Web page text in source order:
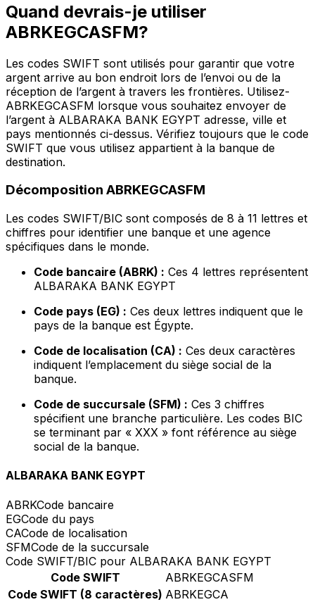
Quand devrais-je utiliser
ABRKEGCASFM?
Les codes SWIFT sont utilisés pour garantir que votre
argent arrive au bon endroit lors de l’envoi ou de la
réception de l’argent à travers les frontières. Utilisez-
ABRKEGCASFM lorsque vous souhaitez envoyer de
l’argent à ALBARAKA BANK EGYPT adresse, ville et
pays mentionnés ci-dessus. Vérifiez toujours que le code
SWIFT que vous utilisez appartient à la banque de
destination.
Décomposition ABRKEGCASFM
Les codes SWIFT/BIC sont composés de 8 à 11 lettres et
chiffres pour identifier une banque et une agence
spécifiques dans le monde.
Code bancaire (ABRK) : Ces 4 lettres représentent
ALBARAKA BANK EGYPT
Code pays (EG) : Ces deux lettres indiquent que le
pays de la banque est Égypte.
Code de localisation (CA) : Ces deux caractères
indiquent l’emplacement du siège social de la
banque.
Code de succursale (SFM) : Ces 3 chiffres
spécifient une branche particulière. Les codes BIC
se terminant par « XXX » font référence au siège
social de la banque.
ALBARAKA BANK EGYPT
ABRKCode bancaire
EGCode du pays
CACode de localisation
SFMCode de la succursale
Code SWIFT/BIC pour ALBARAKA BANK EGYPT
Code SWIFT
ABRKEGCASFM
Code SWIFT (8 caractères) ABRKEGCA